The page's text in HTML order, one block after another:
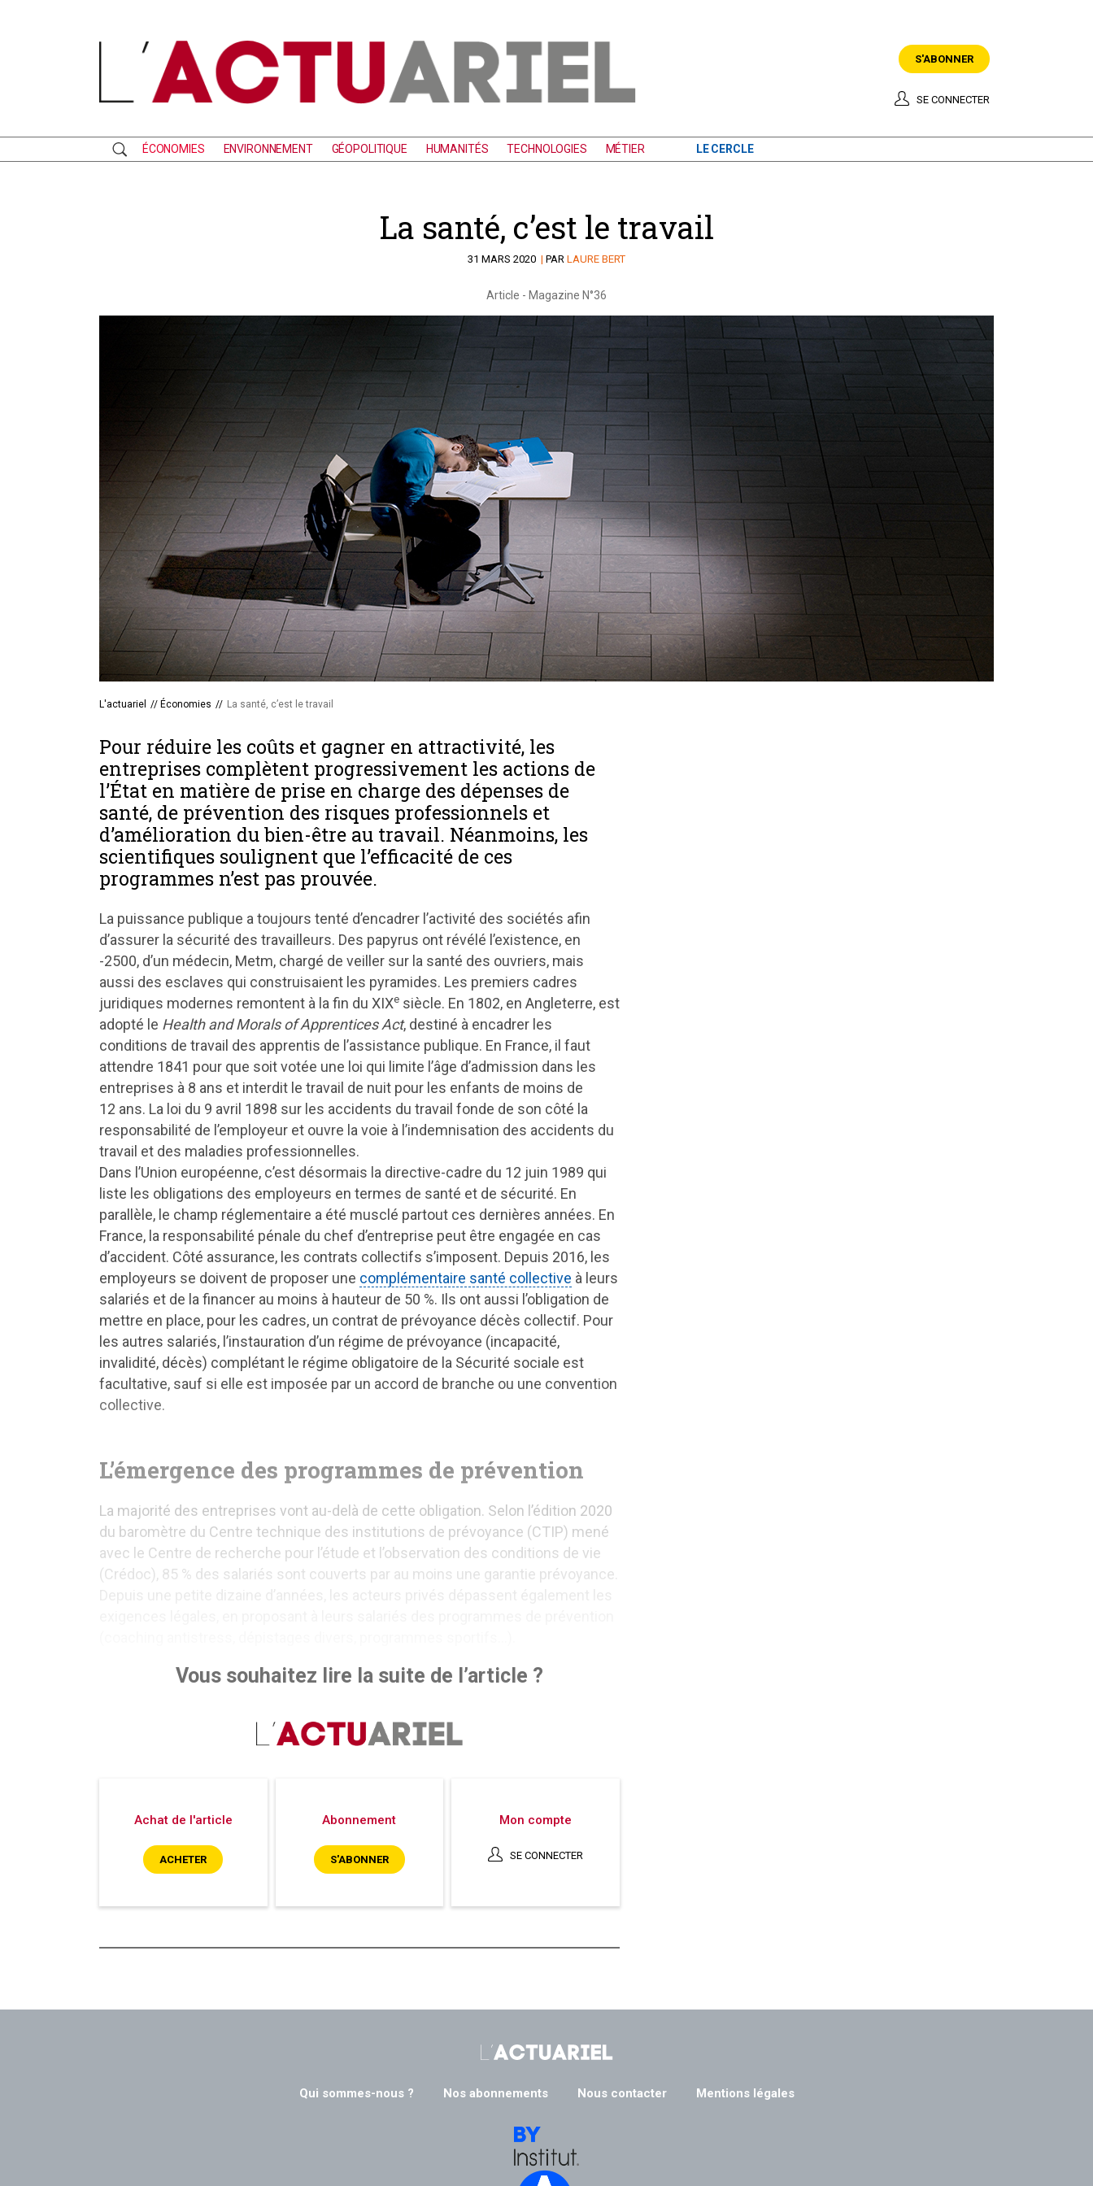
S'ABONNER
SE CONNECTER
RECHERCHEÉCONOMIES ENVIRONNEMENT GÉOPOLITIQUE HUMANITÉS TECHNOLOGIES MÉTIER LE CERCLE
La santé, c’est le travail
31 MARS 2020 | PAR LAURE BERT
Article - Magazine N°36
L'actuariel // Économies // La santé, c’est le travail
Pour réduire les coûts et gagner en attractivité, les
entreprises complètent progressivement les actions de
l’État en matière de prise en charge des dépenses de
santé, de prévention des risques professionnels et
d’amélioration du bien-être au travail. Néanmoins, les
scientifiques soulignent que l’efficacité de ces
programmes n’est pas prouvée.
La puissance publique a toujours tenté d’encadrer l’activité des sociétés afin
d’assurer la sécurité des travailleurs. Des papyrus ont révélé l’existence, en
-2500, d’un médecin, Metm, chargé de veiller sur la santé des ouvriers, mais
aussi des esclaves qui construisaient les pyramides. Les premiers cadres
juridiques modernes remontent à la fin du XIXe siècle. En 1802, en Angleterre, est
adopté le Health and Morals of Apprentices Act, destiné à encadrer les
conditions de travail des apprentis de l’assistance publique. En France, il faut
attendre 1841 pour que soit votée une loi qui limite l’âge d’admission dans les
entreprises à 8 ans et interdit le travail de nuit pour les enfants de moins de
12 ans. La loi du 9 avril 1898 sur les accidents du travail fonde de son côté la
responsabilité de l’employeur et ouvre la voie à l’indemnisation des accidents du
travail et des maladies professionnelles.
Dans l’Union européenne, c’est désormais la directive-cadre du 12 juin 1989 qui
liste les obligations des employeurs en termes de santé et de sécurité. En
parallèle, le champ réglementaire a été musclé partout ces dernières années. En
France, la responsabilité pénale du chef d’entreprise peut être engagée en cas
d’accident. Côté assurance, les contrats collectifs s’imposent. Depuis 2016, les
employeurs se doivent de proposer une complémentaire santé collective à leurs
salariés et de la financer au moins à hauteur de 50 %. Ils ont aussi l’obligation de
mettre en place, pour les cadres, un contrat de prévoyance décès collectif. Pour
les autres salariés, l’instauration d’un régime de prévoyance (incapacité,
invalidité, décès) complétant le régime obligatoire de la Sécurité sociale est
facultative, sauf si elle est imposée par un accord de branche ou une convention
collective.
L’émergence des programmes de prévention
La majorité des entreprises vont au-delà de cette obligation. Selon l’édition 2020
du baromètre du Centre technique des institutions de prévoyance (CTIP) mené
avec le Centre de recherche pour l’étude et l’observation des conditions de vie
(Crédoc), 85 % des salariés sont couverts par au moins une garantie prévoyance.
Vous souhaitez lire la suite de l’article ?
Achat de l'article
ACHETER
Abonnement
S'ABONNER
Mon compte
SE CONNECTER
Qui sommes-nous ? Nos abonnements Nous contacter Mentions légales